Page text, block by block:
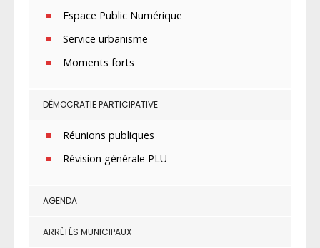
Espace Public Numérique
Service urbanisme
Moments forts
DÉMOCRATIE PARTICIPATIVE
Réunions publiques
Révision générale PLU
AGENDA
ARRÊTÉS MUNICIPAUX